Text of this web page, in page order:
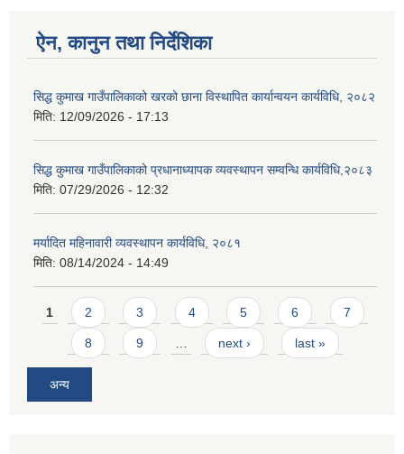
ऐन, कानुन तथा निर्देशिका
सिद्ध कुमाख गाउँपालिकाको खरको छाना विस्थापित कार्यान्वयन कार्यविधि, २०८२
मिति: 12/09/2026 - 17:13
सिद्ध कुमाख गाउँपालिकाको प्रधानाध्यापक व्यवस्थापन सम्वन्धि कार्यविधि,२०८३
मिति: 07/29/2026 - 12:32
मर्यादित महिनावारी व्यवस्थापन कार्यविधि, २०८१
मिति: 08/14/2024 - 14:49
Pages
1 2 3 4 5 6 7
8 9 next › last »
अन्य